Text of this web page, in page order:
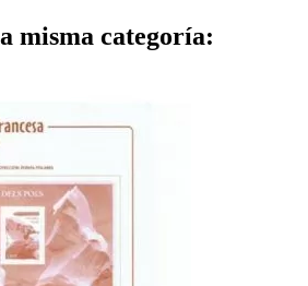
misma categoría: